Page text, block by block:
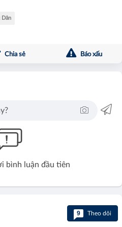
Dân
Chia sẻ Báo xấu
bình luận đầu tiên
9 Theo dõi